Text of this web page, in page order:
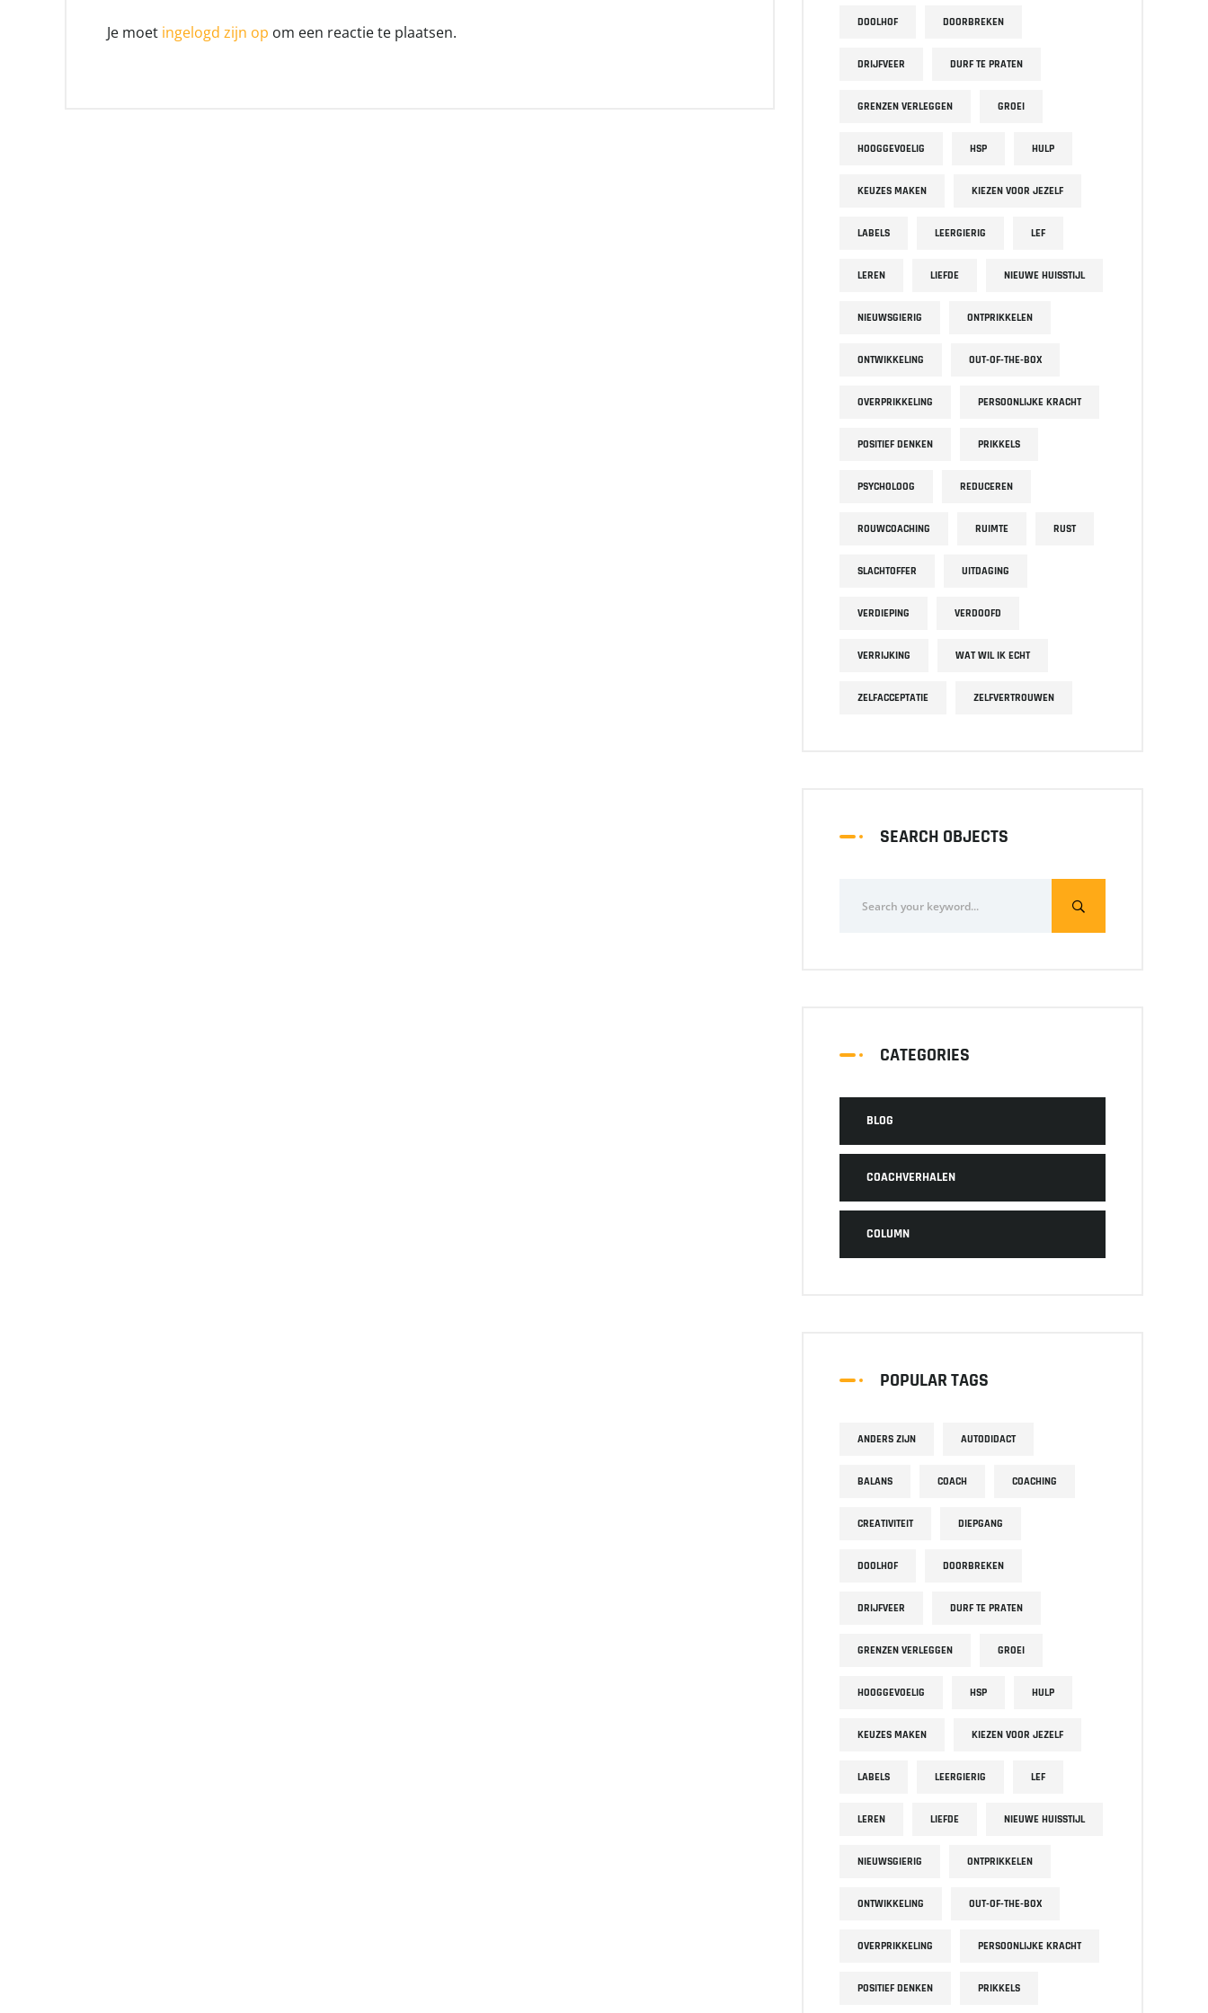
Je moet ingelogd zijn op om een reactie te plaatsen.
DOOLHOF DOORBREKEN
DRIJFVEER DURF TE PRATEN
GRENZEN VERLEGGEN GROEI
HOOGGEVOELIG HSP HULP
KEUZES MAKEN KIEZEN VOOR JEZELF
LABELS LEERGIERIG LEF
LEREN LIEFDE NIEUWE HUISSTIJL
NIEUWSGIERIG ONTPRIKKELEN
ONTWIKKELING OUT-OF-THE-BOX
OVERPRIKKELING PERSOONLIJKE KRACHT
POSITIEF DENKEN PRIKKELS
PSYCHOLOOG REDUCEREN
ROUWCOACHING RUIMTE RUST
SLACHTOFFER UITDAGING
VERDIEPING VERDOOFD
VERRIJKING WAT WIL IK ECHT
ZELFACCEPTATIE ZELFVERTROUWEN
SEARCH OBJECTS
CATEGORIES
BLOG
COACHVERHALEN
COLUMN
POPULAR TAGS
ANDERS ZIJN AUTODIDACT
BALANS COACH COACHING
CREATIVITEIT DIEPGANG
DOOLHOF DOORBREKEN
DRIJFVEER DURF TE PRATEN
GRENZEN VERLEGGEN GROEI
HOOGGEVOELIG HSP HULP
KEUZES MAKEN KIEZEN VOOR JEZELF
LABELS LEERGIERIG LEF
LEREN LIEFDE NIEUWE HUISSTIJL
NIEUWSGIERIG ONTPRIKKELEN
ONTWIKKELING OUT-OF-THE-BOX
OVERPRIKKELING PERSOONLIJKE KRACHT
POSITIEF DENKEN PRIKKELS